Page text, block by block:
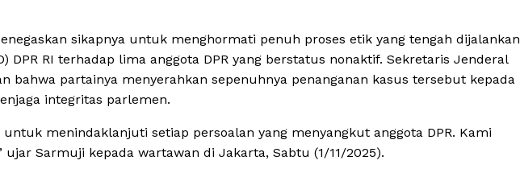
sikapnya untuk menghormati penuh proses etik yang tengah dijalankan
DPR RI terhadap lima anggota DPR yang berstatus nonaktif. Sekretaris Jenderal
bahwa partainya menyerahkan sepenuhnya penanganan kasus tersebut kepada
integritas parlemen.
menindaklanjuti setiap persoalan yang menyangkut anggota DPR. Kami
Sarmuji kepada wartawan di Jakarta, Sabtu (1/11/2025).